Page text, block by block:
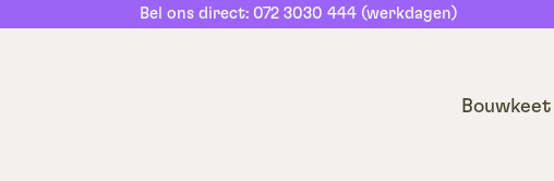
Bel ons direct: 072 3030 444 (werkdagen)